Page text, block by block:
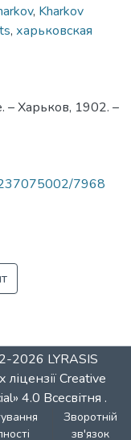
, Kharkov
, харьковская
Харьков, 1902. –
7968
2026 LYRASIS
Creative
4.0 Всесвітня .
Зворотній
зв'язок